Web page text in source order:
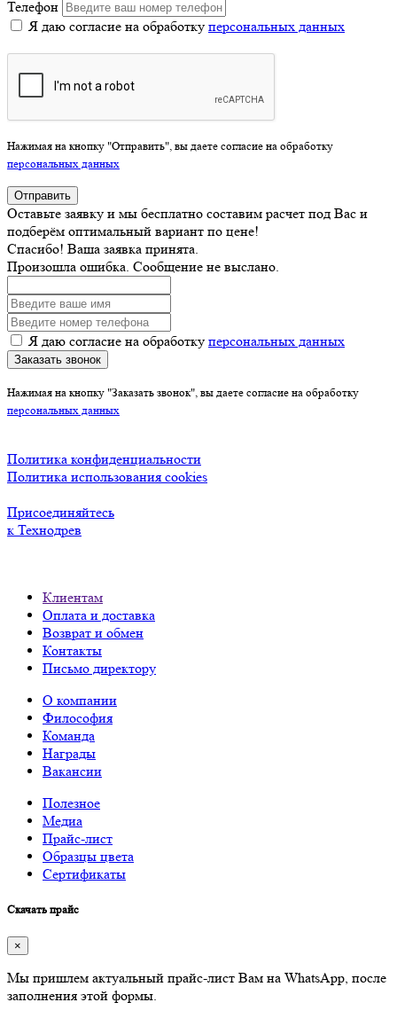
Телефон
Я даю согласие на обработку персональных данных
Нажимая на кнопку "Отправить", вы даете согласие на обработку
персональных данных
Отправить
Оставьте заявку и мы бесплатно составим расчет под Вас и
подберём оптимальный вариант по цене!
Спасибо! Ваша заявка принята.
Произошла ошибка. Сообщение не выслано.
Я даю согласие на обработку персональных данных
Заказать звонок
Нажимая на кнопку "Заказать звонок", вы даете согласие на обработку
персональных данных
Политика конфиденциальности
Политика использования cookies
Присоединяйтесь
к Технодрев
Клиентам
Оплата и доставка
Возврат и обмен
Контакты
Письмо директору
О компании
Философия
Команда
Награды
Вакансии
Полезное
Медиа
Прайс-лист
Образцы цвета
Сертификаты
Скачать прайс
×
Мы пришлем актуальный прайс-лист Вам на WhatsApp, после
заполнения этой формы.